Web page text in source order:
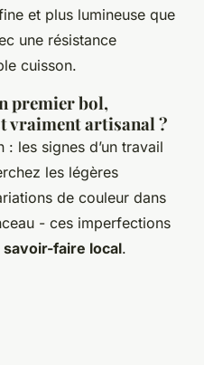
et plus lumineuse que
une résistance
cuisson.
premier bol,
vraiment artisanal ?
les signes d’un travail
les légères
de couleur dans
- ces imperfections
savoir-faire local.